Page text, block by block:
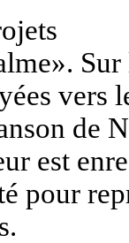
Sur
vers
de
est
pour